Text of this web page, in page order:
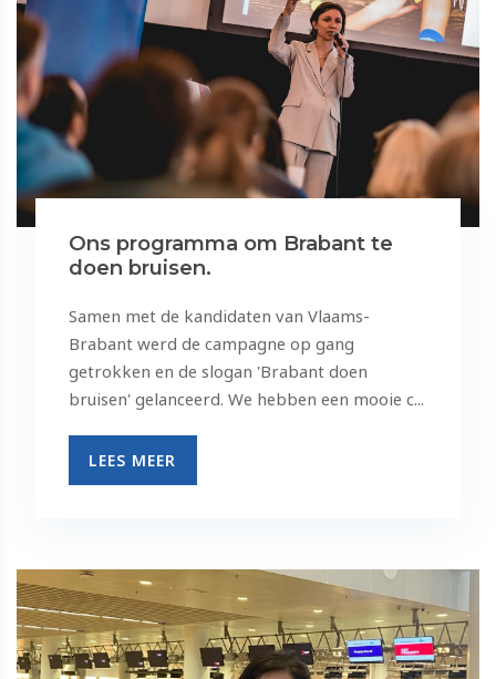
Ons programma om Brabant te
doen bruisen.
Samen met de kandidaten van Vlaams-
Brabant werd de campagne op gang
getrokken en de slogan 'Brabant doen
bruisen' gelanceerd. We hebben een mooie c...
LEES MEER